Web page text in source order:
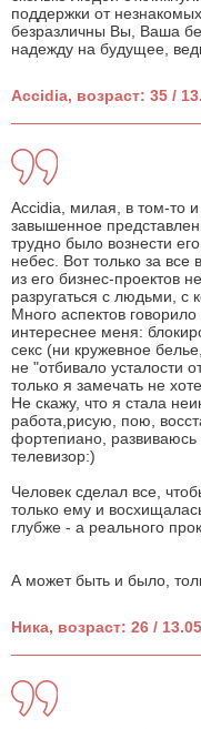
поддержки от
безразличны Вы, Ваша
надежду на будущее,
Accidia, возраст: 35 /
Accidia, милая, в том-то
завышенное
трудно было вознести
небес. Вот только за
из его бизнес-проектов
разругаться с людьми, с
Много аспектов говорило
интереснее меня:
секс (ни кружевное
не "отбивало усталости
только я замечать не
Не скажу, что я стала
работа,рисую, пою,
фортепиано, развиваюсь
телевизор:)
Человек сделал все,
только ему и
глубже - а реального
А может быть и было,
Ника, возраст: 26 /